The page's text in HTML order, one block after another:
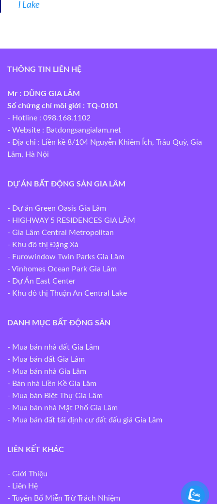
l Lake
THÔNG TIN LIÊN HỆ
Mr : DŨNG GIA LÂM
Số chứng chỉ môi giới : TQ-0101
- Hotline : 098.168.1102
- Website : Batdongsangialam.net
- Địa chỉ : Liền kề 8/104 Nguyễn Khiêm Ích, Trâu Quỳ, Gia
Lâm, Hà Nội
DỰ ÁN BẤT ĐỘNG SẢN GIA LÂM
- Dự án Green Oasis Gia Lâm
- HIGHWAY 5 RESIDENCES GIA LÂM
- Gia Lâm Central Metropolitan
- Khu đô thị Đặng Xá
- Eurowindow Twin Parks Gia Lâm
- Vinhomes Ocean Park Gia Lâm
- Dự Án East Center
- Khu đô thị Thuận An Central Lake
DANH MỤC BẤT ĐỘNG SẢN
- Mua bán nhà đất Gia Lâm
- Mua bán đất Gia Lâm
- Mua bán nhà Gia Lâm
- Bán nhà Liền Kề Gia Lâm
- Mua bán Biệt Thự Gia Lâm
- Mua bán nhà Mặt Phố Gia Lâm
- Mua bán đất tái định cư đất đấu giá Gia Lâm
LIÊN KẾT KHÁC
- Giới Thiệu
- Liên Hệ
- Tuyên Bố Miễn Trừ Trách Nhiệm